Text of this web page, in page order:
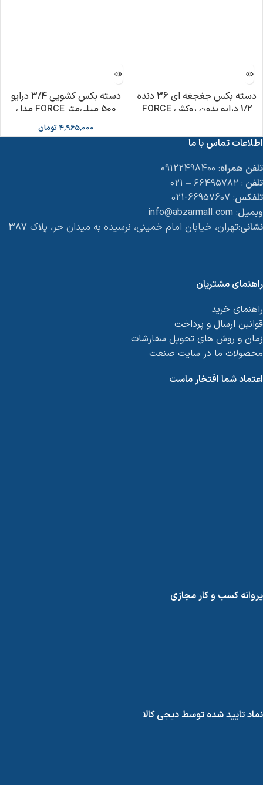
دسته بکس جغجغه ای 36 دنده
1/2 درایو بدون روکش FORCE
دسته بکس کشویی 3/4 درایو
500 میلی‌متر FORCE مدل
F8036500
4,965,000 تومان
اطلاعات تماس با ما
تلفن همراه: 09122498400
تلفن : ۶۶۴۹۵۷۸۲ – ۰۲۱
تلفکس: 66957607-021
وبمیل: info@abzarmall.com
نشانی:تهران، خیابان امام خمینی، نرسیده به میدان حر، پلاک 387
راهنمای مشتریان
راهنمای خرید
قوانین ارسال و پرداخت
زمان و روش های تحویل سفارشات
محصولات ما در سایت صنعت
اعتماد شما افتخار ماست
پروانه کسب و کار مجازی
نماد تایید شده توسط دیجی کالا